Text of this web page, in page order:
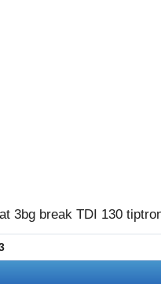
3bg break TDI 130